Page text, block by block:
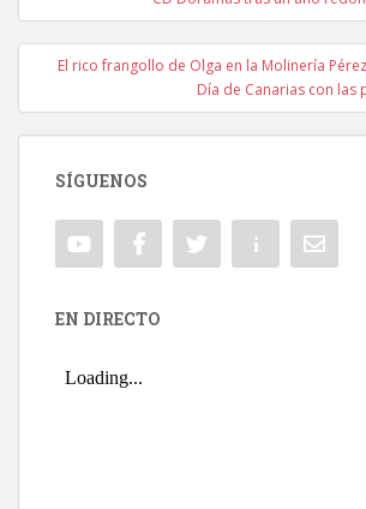
El rico frangollo de Olga en la Molinería
Día de Canarias con las
SÍGUENOS
EN DIRECTO